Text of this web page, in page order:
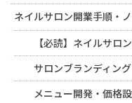
ネイルサロン開業手順・
【必読】ネイルサロ
サロンブランディン
メニュー開発・価格